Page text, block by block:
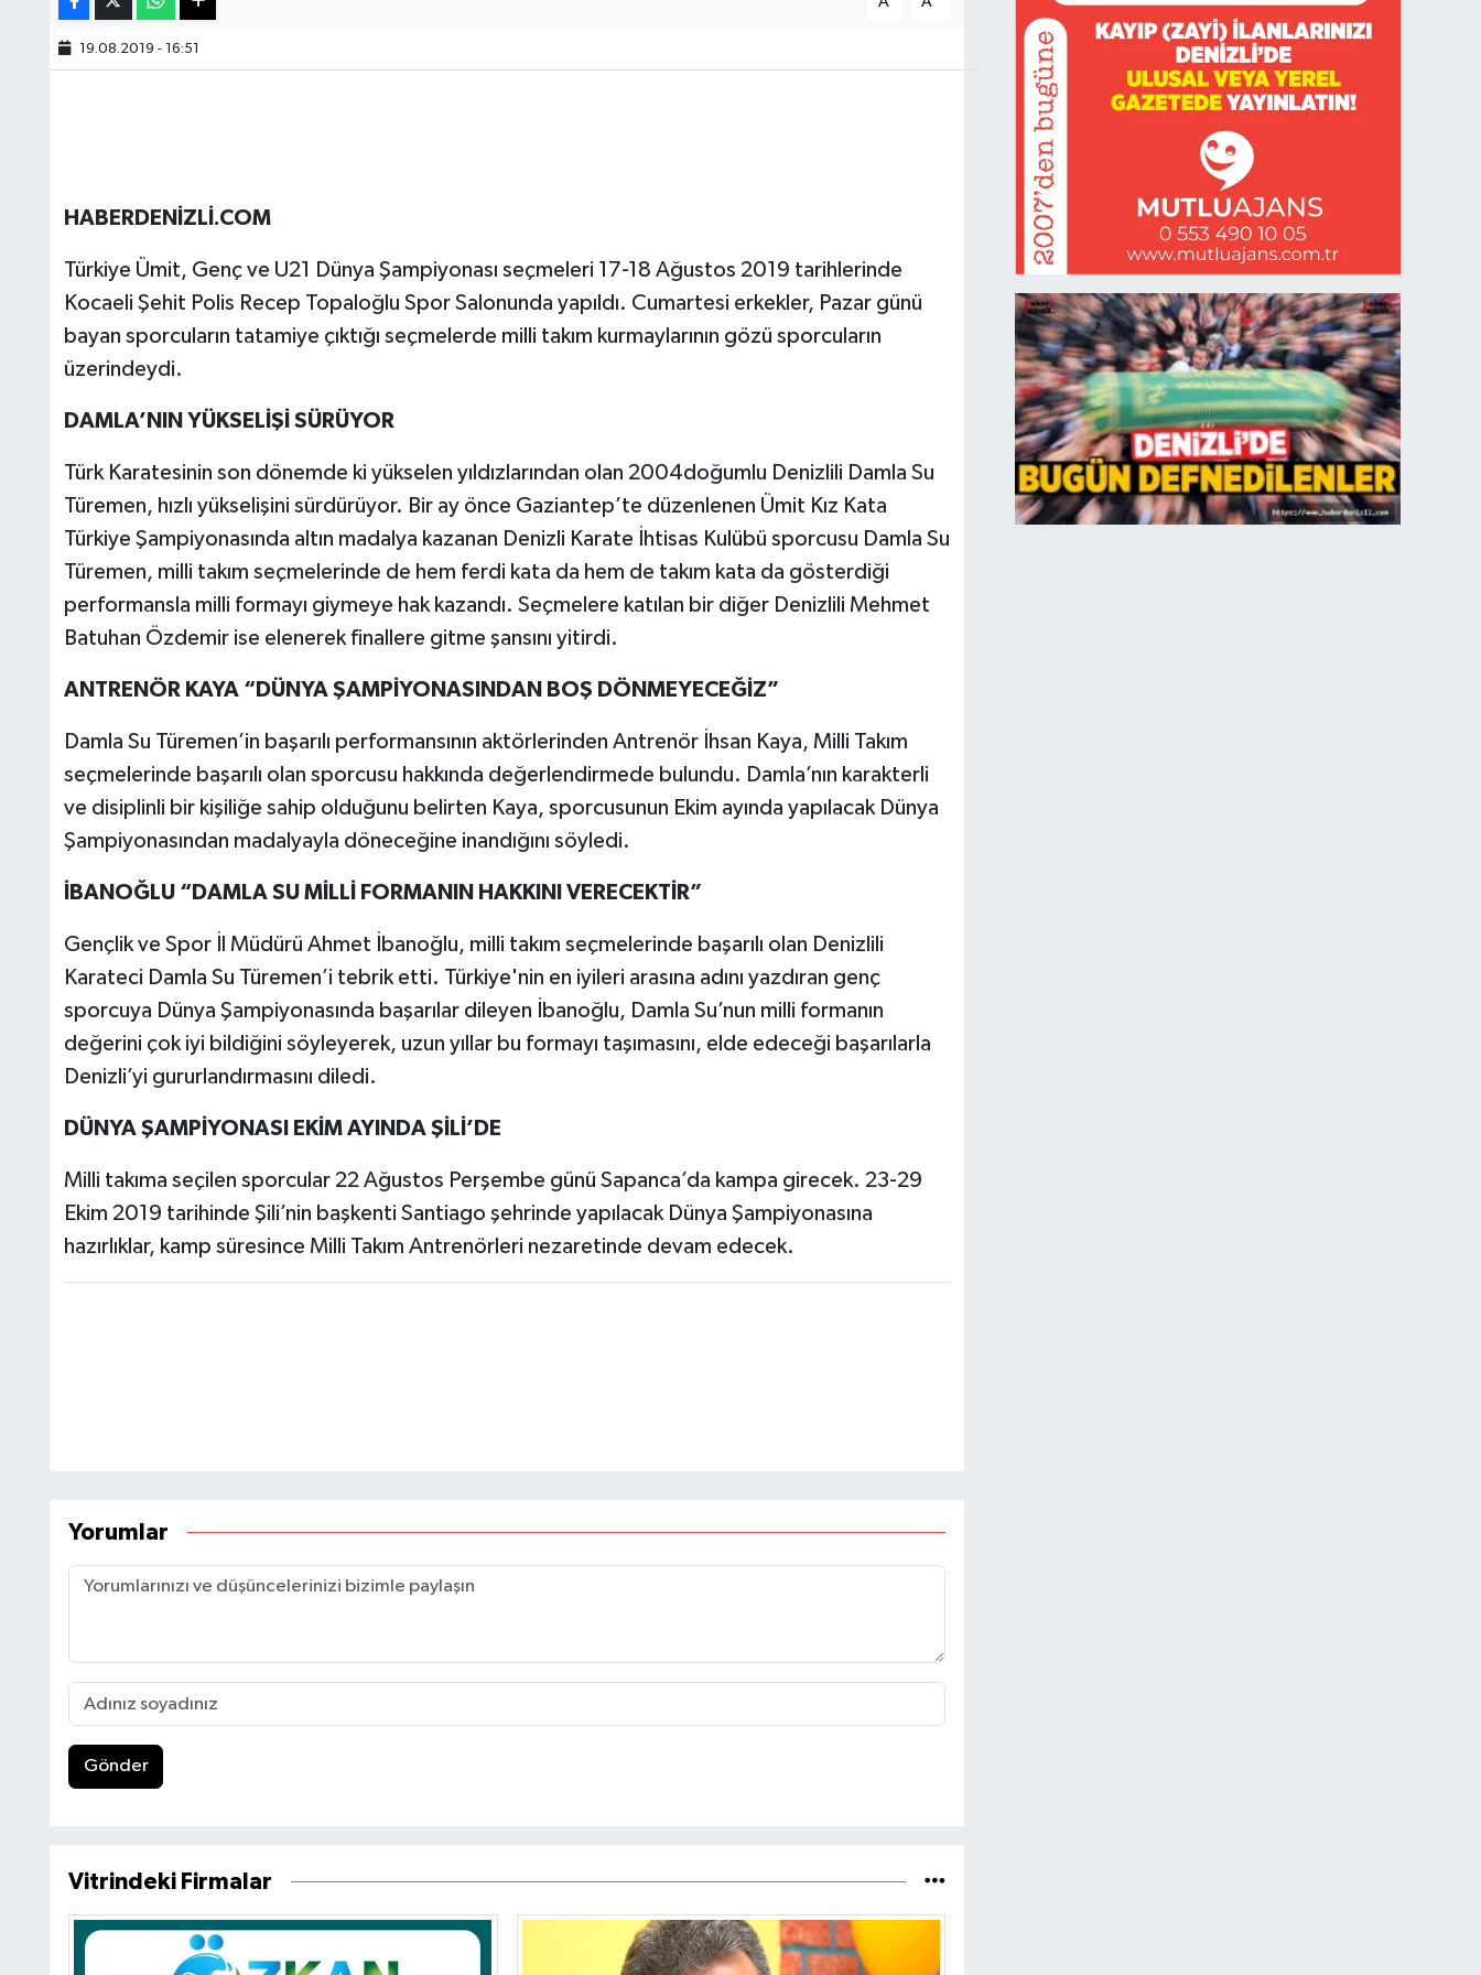
19.08.2019 - 16:51
HABERDENİZLİ.COM
Türkiye Ümit, Genç ve U21 Dünya Şampiyonası seçmeleri 17-18 Ağustos 2019 tarihlerinde
Kocaeli Şehit Polis Recep Topaloğlu Spor Salonunda yapıldı. Cumartesi erkekler, Pazar günü
bayan sporcuların tatamiye çıktığı seçmelerde milli takım kurmaylarının gözü sporcuların
üzerindeydi.
DAMLA’NIN YÜKSELİŞİ SÜRÜYOR
Türk Karatesinin son dönemde ki yükselen yıldızlarından olan 2004doğumlu Denizlili Damla Su
Türemen, hızlı yükselişini sürdürüyor. Bir ay önce Gaziantep’te düzenlenen Ümit Kız Kata
Türkiye Şampiyonasında altın madalya kazanan Denizli Karate İhtisas Kulübü sporcusu Damla Su
Türemen, milli takım seçmelerinde de hem ferdi kata da hem de takım kata da gösterdiği
performansla milli formayı giymeye hak kazandı. Seçmelere katılan bir diğer Denizlili Mehmet
Batuhan Özdemir ise elenerek finallere gitme şansını yitirdi.
ANTRENÖR KAYA “DÜNYA ŞAMPİYONASINDAN BOŞ DÖNMEYECEĞİZ”
Damla Su Türemen’in başarılı performansının aktörlerinden Antrenör İhsan Kaya, Milli Takım
seçmelerinde başarılı olan sporcusu hakkında değerlendirmede bulundu. Damla’nın karakterli
ve disiplinli bir kişiliğe sahip olduğunu belirten Kaya, sporcusunun Ekim ayında yapılacak Dünya
Şampiyonasından madalyayla döneceğine inandığını söyledi.
İBANOĞLU “DAMLA SU MİLLİ FORMANIN HAKKINI VERECEKTİR”
Gençlik ve Spor İl Müdürü Ahmet İbanoğlu, milli takım seçmelerinde başarılı olan Denizlili
Karateci Damla Su Türemen’i tebrik etti. Türkiye'nin en iyileri arasına adını yazdıran genç
sporcuya Dünya Şampiyonasında başarılar dileyen İbanoğlu, Damla Su’nun milli formanın
değerini çok iyi bildiğini söyleyerek, uzun yıllar bu formayı taşımasını, elde edeceği başarılarla
Denizli’yi gururlandırmasını diledi.
DÜNYA ŞAMPİYONASI EKİM AYINDA ŞİLİ’DE
Milli takıma seçilen sporcular 22 Ağustos Perşembe günü Sapanca’da kampa girecek. 23-29
Ekim 2019 tarihinde Şili’nin başkenti Santiago şehrinde yapılacak Dünya Şampiyonasına
hazırlıklar, kamp süresince Milli Takım Antrenörleri nezaretinde devam edecek.
Yorumlar
Gönder
Vitrindeki Firmalar